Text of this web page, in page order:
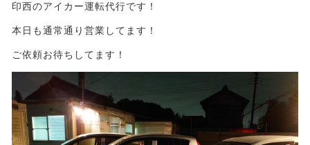
印西のアイカー運転代行です！
本日も通常通り営業してます！
ご依頼お待ちしてます！